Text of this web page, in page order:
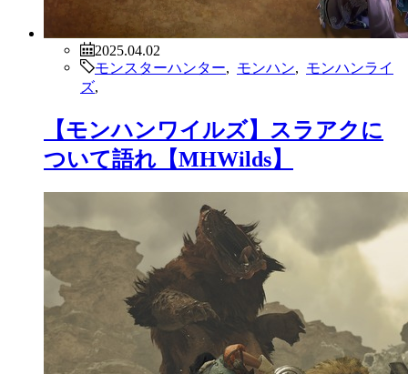
2025.04.02
モンスターハンター
モンハン
モンハンライ
ズ
【モンハンワイルズ】スラアクに
ついて語れ【MHWilds】